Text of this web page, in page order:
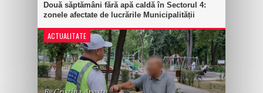
Două săptămâni fără apă caldă în Sectorul 4:
zonele afectate de lucrările Municipalității
ACTUALITATE